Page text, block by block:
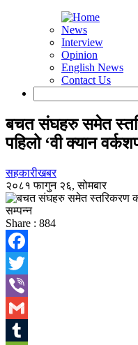
News
Interview
Opinion
English News
Contact Us
बचत संघहरु समेत
पहिलो ‘वी क्यान
सहकारीखबर
२०८१ फागुन २६, सोमबार
Share : 884
Facebook
Twitter
Viber
Gmail